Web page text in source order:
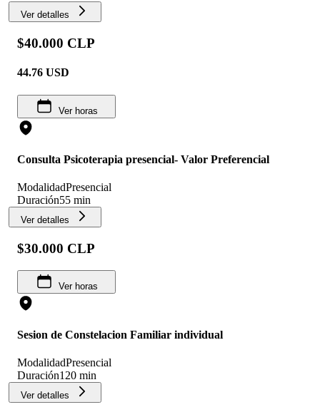
Ver detalles
$40.000 CLP
44.76 USD
Ver horas
Consulta Psicoterapia presencial- Valor Preferencial
ModalidadPresencial
Duración55 min
Ver detalles
$30.000 CLP
Ver horas
Sesion de Constelacion Familiar individual
ModalidadPresencial
Duración120 min
Ver detalles